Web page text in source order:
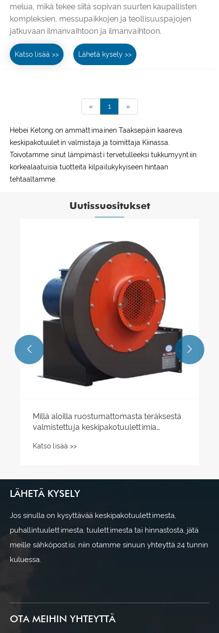
melua, mikä tekee siitä sopivan suurten kaupallisten
kompleksien, messupaikkojen ja teollisuuspajojen
jatkuvaan ilmanvaihtoon ja ilmanvaihtoon.
Katso lisää >> Lähetä kysely >>
« 1 »
Hebei Ketong on ammattimainen Taaksepäin kaareva
keskipakotuuletin valmistaja ja toimittaja Kiinassa.
Toivotamme sinut lämpimästi tervetulleeksi tukkumyyntiin
korkealaatuisia tuotteita kilpailukykyiseen hintaan
tehtaaltamme.
Uutissuositukset
Millä aloilla ruostumattomasta teräksestä
valmistettuja keskipakotuulettimia
Katso lisää >>
 
LÄHETÄ KYSELY
Jos sinulla on kysyttävää keskipakotuulettimesta,
puhallintuulettimesta, tuulettimesta tai hinnastosta, jätä
meille sähköpostisi, niin otamme sinuun yhteyttä 24 tunnin
kuluessa.
OTA MEIHIN YHTEYTTÄ